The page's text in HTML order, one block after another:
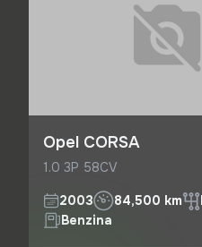
Opel CORSA
1.0 3P 58CV
2003 84,500 km
Benzina